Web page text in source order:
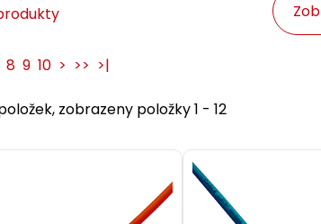
8 9 10 > >> >|
zobrazeny položky 1 - 12